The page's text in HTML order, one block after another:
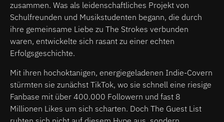
zusammen. Was als leidenschaftliches Projekt von
Schulfreunden und Musikstudenten begann, die durch
ihre gemeinsame Liebe zu The Strokes verbunden
waren, entwickelte sich rasant zu einer echten
Erfolgsgeschichte.
Mit ihren hochoktanigen, energiegeladenen Indie-Covern
stürmten sie zunächst TikTok, wo sie schnell eine riesige
Fanbase mit über 400.000 Followern und fast 8
Millionen Likes um sich scharten. Doch The Guest List